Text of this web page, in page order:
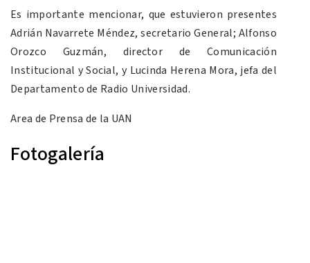
Es importante mencionar, que estuvieron presentes
Adrián Navarrete Méndez, secretario General; Alfonso
Orozco Guzmán, director de Comunicación
Institucional y Social, y Lucinda Herena Mora, jefa del
Departamento de Radio Universidad.
Area de Prensa de la UAN
Fotogalería